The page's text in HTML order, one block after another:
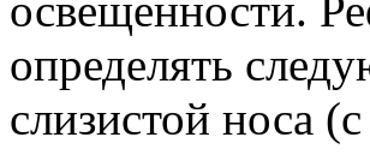
освещенности.
определять
слизистой носа